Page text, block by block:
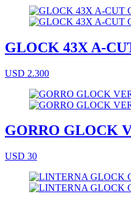
GLOCK 43X A-
USD 2.300
GORRO GLOCK
USD 30